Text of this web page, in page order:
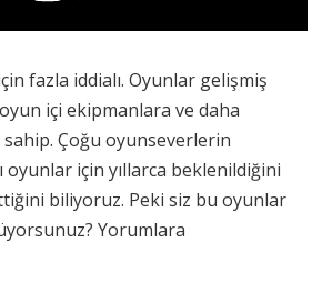
fazla iddialı. Oyunlar gelişmiş
içi ekipmanlara ve daha
sahip. Çoğu oyunseverlerin
oyunlar için yıllarca beklenildiğini
biliyoruz. Peki siz bu oyunlar
Yorumlara